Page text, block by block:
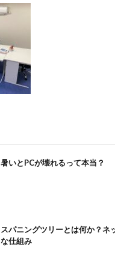
暑いとPCが壊れるって本当？
スパニングツリーとは何か？ネ
な仕組み